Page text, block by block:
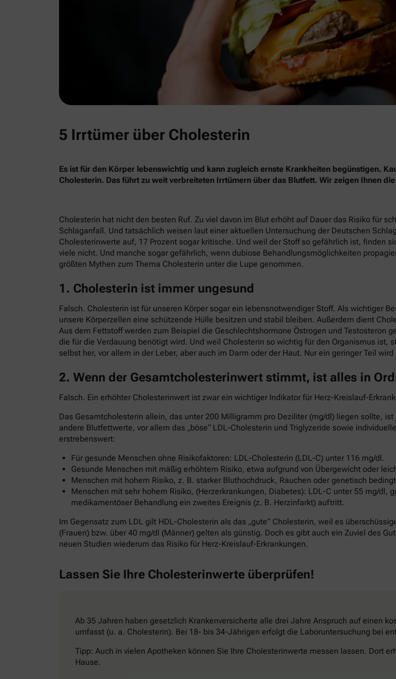
5 Irrtümer über Cholesterin
Es ist für den Körper lebenswichtig und kann zugleich ernste Krankheiten begünstigen.
Cholesterin. Das führt zu weit verbreiteten Irrtümern über das Blutfett. Wir zeigen Ihnen
Cholesterin hat nicht den besten Ruf. Zu viel davon im Blut erhöht auf Dauer das Risiko für
Schlaganfall. Und tatsächlich weisen laut einer aktuellen Untersuchung der Deutschen
Cholesterinwerte auf, 17 Prozent sogar kritische. Und weil der Stoff so gefährlich ist, finden
viele nicht. Und manche sogar gefährlich, wenn dubiose Behandlungsmöglichkeiten
größten Mythen zum Thema Cholesterin unter die Lupe genommen.
1. Cholesterin ist immer ungesund
Falsch. Cholesterin ist für unseren Körper sogar ein lebensnotwendiger Stoff. Als wichtiger
unsere Körperzellen eine schützende Hülle besitzen und stabil bleiben. Außerdem dient
Aus dem Fettstoff werden zum Beispiel die Geschlechtshormone Östrogen und Testosteron
die für die Verdauung benötigt wird. Und weil Cholesterin so wichtig für den Organismus ist,
selbst her, vor allem in der Leber, aber auch im Darm oder der Haut. Nur ein geringer Teil
2. Wenn der Gesamtcholesterinwert stimmt, ist alles in
Falsch. Ein erhöhter Cholesterinwert ist zwar ein wichtiger Indikator für Herz-Kreislauf-
Das Gesamtcholesterin allein, das unter 200 Milligramm pro Deziliter (mg/dl) liegen sollte,
andere Blutfettwerte, vor allem das „böse“ LDL-Cholesterin und Triglyzeride sowie
erstrebenswert:
Für gesunde Menschen ohne Risikofaktoren: LDL-Cholesterin (LDL-C) unter 116 mg/dl.
Gesunde Menschen mit mäßig erhöhtem Risiko, etwa aufgrund von Übergewicht oder
Menschen mit hohem Risiko, z. B. starker Bluthochdruck, Rauchen oder genetisch
Menschen mit sehr hohem Risiko, (Herzerkrankungen, Diabetes): LDL-C unter 55 mg/dl,
medikamentöser Behandlung ein zweites Ereignis (z. B. Herzinfarkt) auftritt.
Im Gegensatz zum LDL gilt HDL-Cholesterin als das „gute“ Cholesterin, weil es
(Frauen) bzw. über 40 mg/dl (Männer) gelten als günstig. Doch es gibt auch ein Zuviel des
neuen Studien wiederum das Risiko für Herz-Kreislauf-Erkrankungen.
Lassen Sie Ihre Cholesterinwerte überprüfen!
Ab 35 Jahren haben gesetzlich Krankenversicherte alle drei Jahre Anspruch auf einen
umfasst (u. a. Cholesterin). Bei 18- bis 34-Jährigen erfolgt die Laboruntersuchung bei
Tipp: Auch in vielen Apotheken können Sie Ihre Cholesterinwerte messen lassen. Dort
Hause.